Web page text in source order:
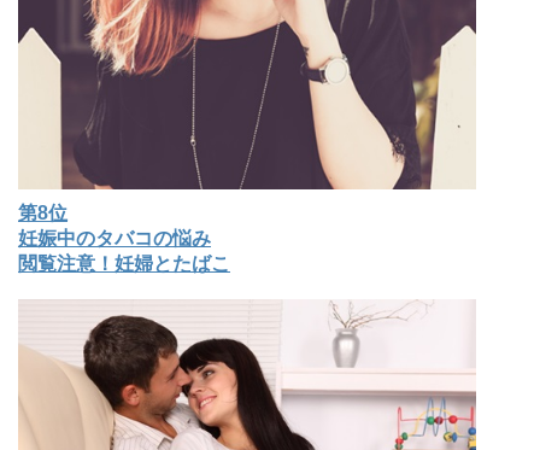
第8位
妊娠中のタバコの悩み
閲覧注意！妊婦とたばこ